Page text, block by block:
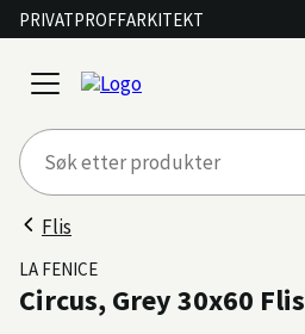
PRIVATPROFFARKITEKT
open
menu
Flis
LA FENICE
Circus, Grey 30x60 Flis